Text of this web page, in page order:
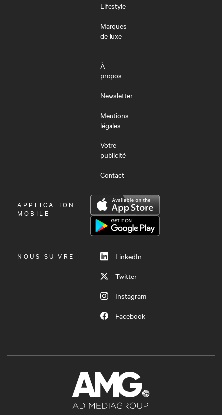
Lifestyle
Marques
de luxe
À
propos
Newsletter
Mentions
légales
Votre
publicité
Contact
OUVRIR
LE
APPLICATION
MOBILE
NOUS SUIVRE
LinkedIn
Twitter
Instagram
Facebook